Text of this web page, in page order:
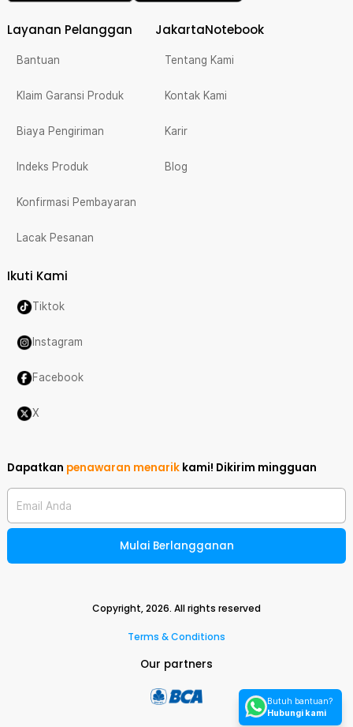
Layanan Pelanggan
Bantuan
Klaim Garansi Produk
Biaya Pengiriman
Indeks Produk
Konfirmasi Pembayaran
Lacak Pesanan
JakartaNotebook
Tentang Kami
Kontak Kami
Karir
Blog
Ikuti Kami
Tiktok
Instagram
Facebook
X
Dapatkan penawaran menarik kami! Dikirim mingguan
Email Anda
Mulai Berlangganan
Copyright,2026. All rights reserved
Terms & Conditions
Our partners
Butuh bantuan?
Hubungi kami